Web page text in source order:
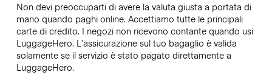
Non devi preoccuparti di avere la valuta giusta a portata di
mano quando paghi online. Accettiamo tutte le principali
carte di credito. I negozi non ricevono contante quando usi
LuggageHero. L’assicurazione sul tuo bagaglio è valida
solamente se il servizio è stato pagato direttamente a
LuggageHero.